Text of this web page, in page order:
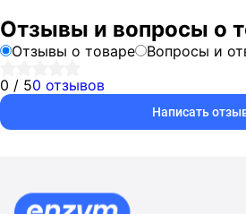
Отзывы и вопросы о
Отзывы о товаре
Вопросы и
0 / 50 отзывов
Написать